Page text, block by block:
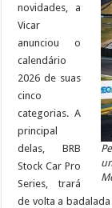
novidades, a
Vicar
anunciou o
calendário
2026 de suas
cinco
categorias. A
principal
delas, BRB
Stock Car Pro
Series, trará
de volta a